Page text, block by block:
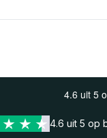
4.6 uit 5 op